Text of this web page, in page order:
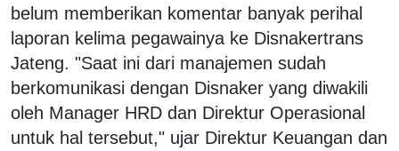
belum memberikan komentar banyak perihal
laporan kelima pegawainya ke Disnakertrans
Jateng. "Saat ini dari manajemen sudah
berkomunikasi dengan Disnaker yang diwakili
oleh Manager HRD dan Direktur Operasional
untuk hal tersebut," ujar Direktur Keuangan dan